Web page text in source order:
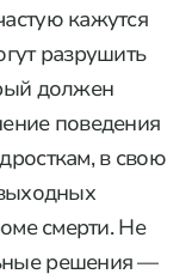
кажутся
разрушить
должен
поведения
в свою
смерти. Не
решения —